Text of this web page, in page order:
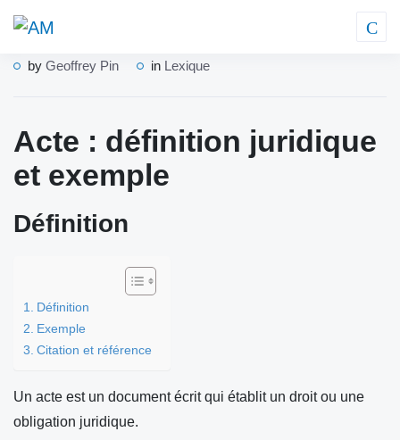
by Geoffrey Pin in Lexique
Acte : définition juridique
et exemple
Définition
Définition
Exemple
Citation et référence
Un acte est un document écrit qui établit un droit ou une
obligation juridique.